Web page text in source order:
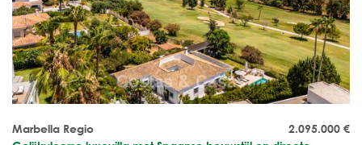
2.095.000 €
Marbella Regio